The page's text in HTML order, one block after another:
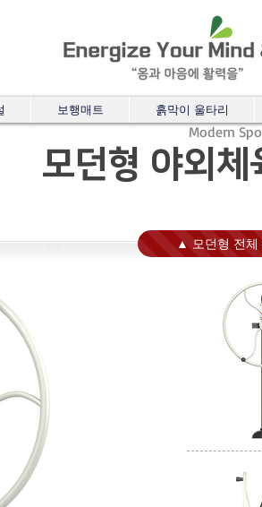
보행매트 흙막이 울타리
모던형 야외체
Modern
▲ 모던형 전